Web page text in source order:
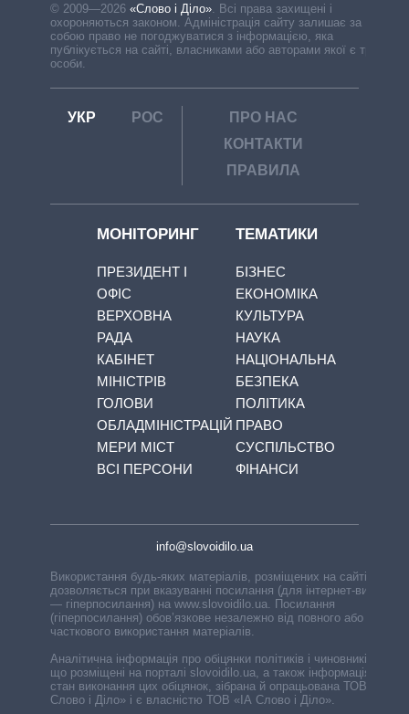
© 2009—2026 «Слово і Діло»
Всі права захищені і
охороняються законом. Адміністрація сайту залишає за
собою право не погоджуватися з інформацією, яка
публікується на сайті, власниками або авторами якої є треті
особи.
УКР РОС
ПРО НАС
КОНТАКТИ
ПРАВИЛА
МОНІТОРИНГ
ПРЕЗИДЕНТ І
ОФІС
ВЕРХОВНА
РАДА
КАБІНЕТ
МІНІСТРІВ
ГОЛОВИ
ОБЛАДМІНІСТРАЦІЙ
МЕРИ МІСТ
ВСІ ПЕРСОНИ
ТЕМАТИКИ
БІЗНЕС
ЕКОНОМІКА
КУЛЬТУРА
НАУКА
НАЦІОНАЛЬНА
БЕЗПЕКА
ПОЛІТИКА
ПРАВО
СУСПІЛЬСТВО
ФІНАНСИ
info@slovoidilo.ua
Використання будь-яких матеріалів, розміщених на сайті,
дозволяється при вказуванні посилання (для інтернет-видань
— гіперпосилання) на www.slovoidilo.ua. Посилання
(гіперпосилання) обов’язкове незалежно від повного або
часткового використання матеріалів.
Аналітична інформація про обіцянки політиків і чиновників,
що розміщені на порталі slovoidilo.ua, а також інформація про
стан виконання цих обіцянок, зібрана й опрацьована ТОВ «ІА
Слово і Діло» і є власністю ТОВ «ІА Слово і Діло».